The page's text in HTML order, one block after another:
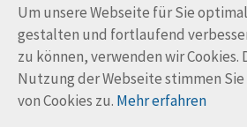
Um unsere Webseite für Sie
gestalten und fortlaufend
zu können, verwenden wir Cookies.
Nutzung der Webseite stimmen
von Cookies zu. Mehr erfahren
© Trans-Ocean e.V. 2010-2026
Nutzungsbedingungen